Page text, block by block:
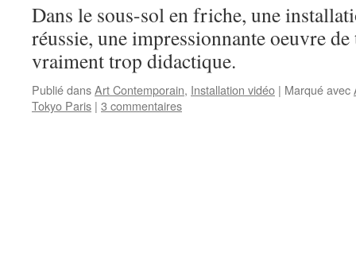
Dans le sous-sol en friche, une
réussie, une impressionnante oeuvre
vraiment trop didactique.
Publié dansArt Contemporain, Installation vidéo | Marqué avec
Tokyo Paris | 3 commentaires